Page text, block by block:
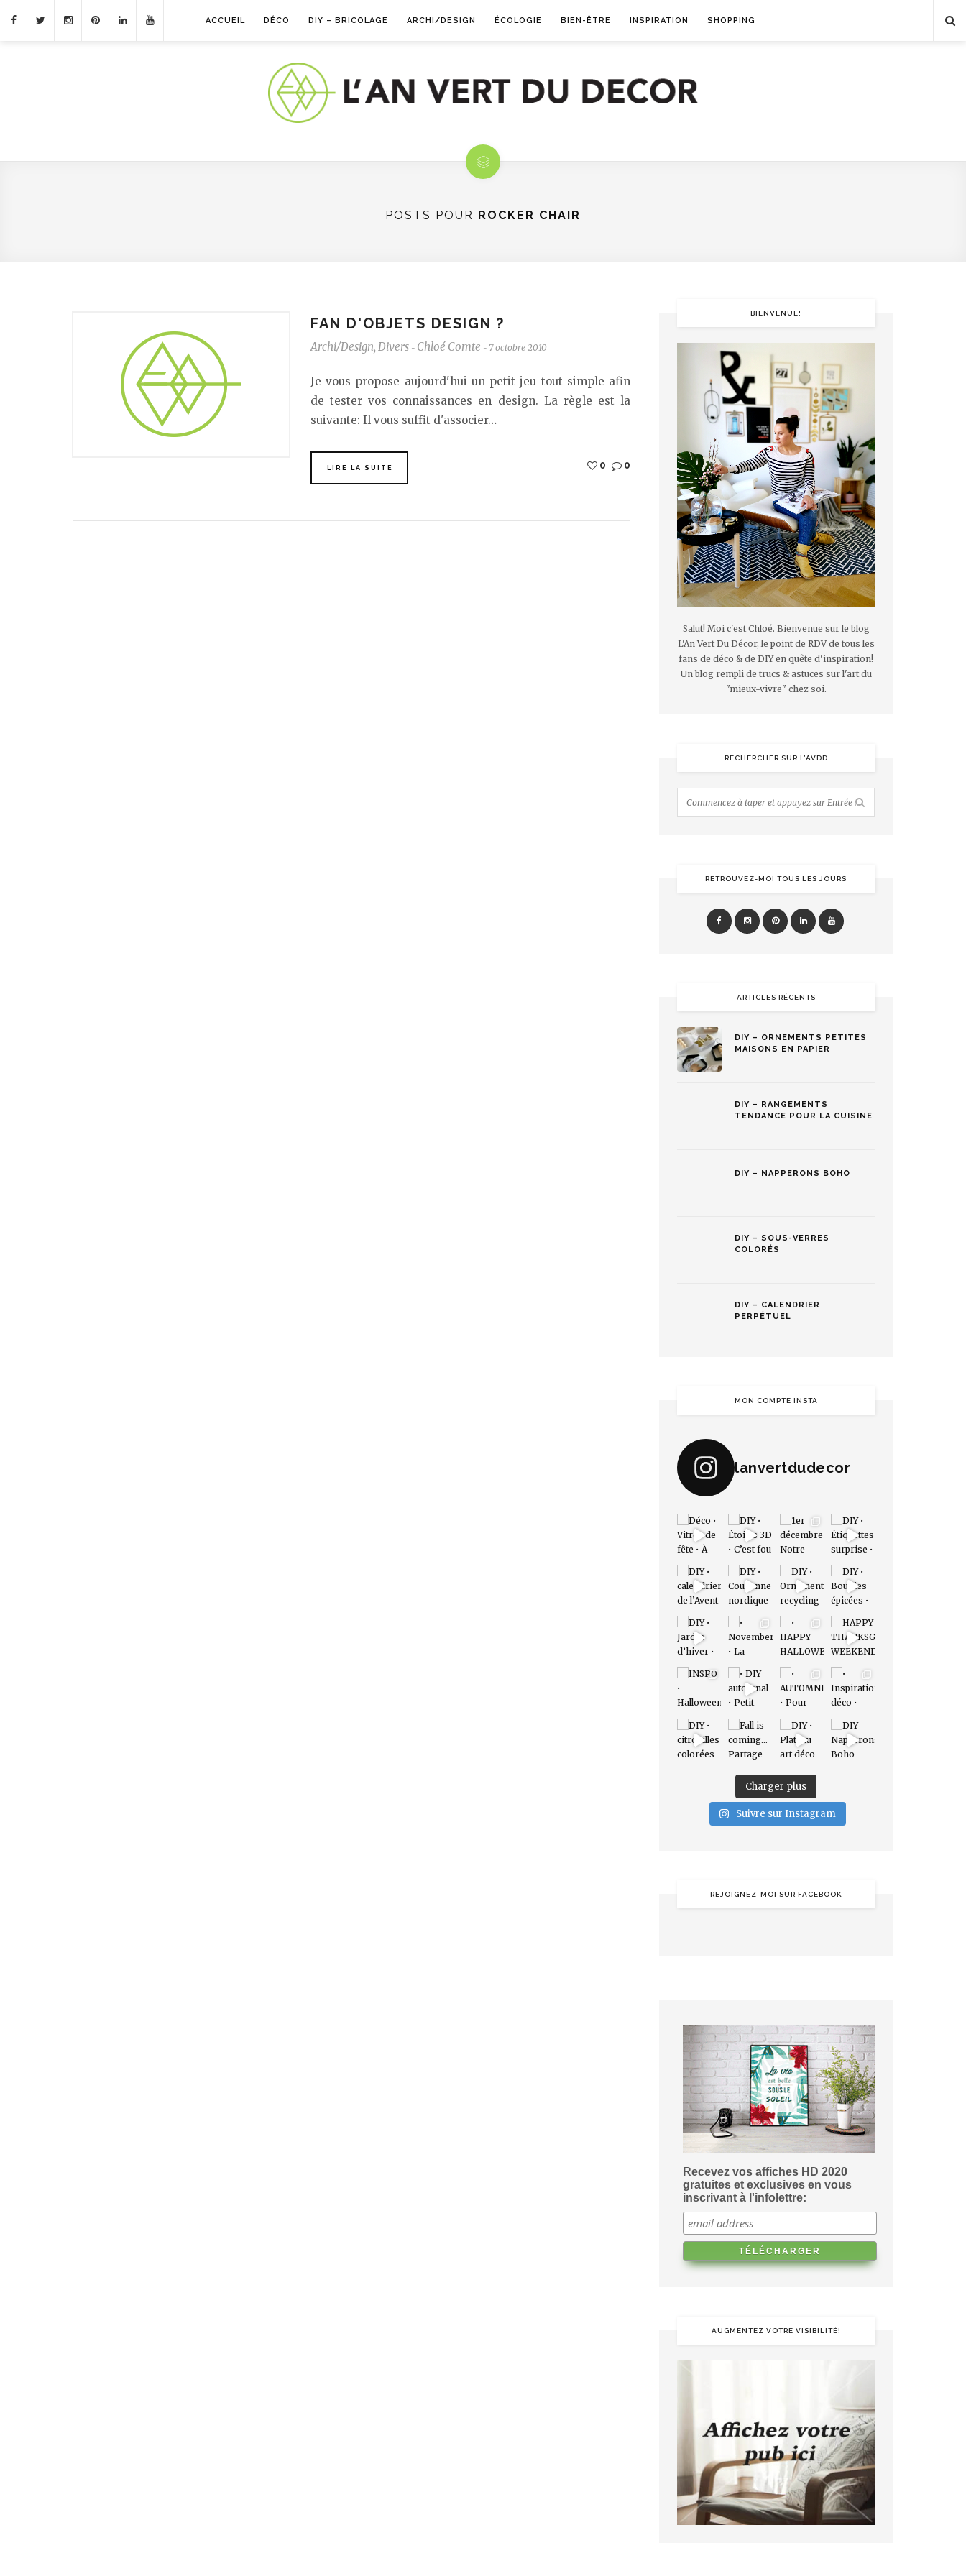
ACCUEIL DÉCO DIY – BRICOLAGE ARCHI/DESIGN ÉCOLOGIE BIEN-ÊTRE INSPIRATION SHOPPING
POSTS POUR ROCKER CHAIR
FAN D'OBJETS DESIGN ?
Archi/Design, Divers - Chloé Comte - 7 octobre 2010
Je vous propose aujourd'hui un petit jeu tout simple afin
de tester vos connaissances en design. La règle est la
suivante: Il vous suffit d'associer…
LIRE LA SUITE 0 0
BIENVENUE!
Salut! Moi c'est Chloé. Bienvenue sur le blog
L'An Vert Du Décor, le point de RDV de tous les
fans de déco & de DIY en quête d'inspiration!
Un blog rempli de trucs & astuces sur l'art du
"mieux-vivre" chez soi.
RECHERCHER SUR L’AVDD
RETROUVEZ-MOI TOUS LES JOURS
ARTICLES RÉCENTS
DIY – ORNEMENTS PETITES
MAISONS EN PAPIER
DIY – RANGEMENTS
TENDANCE POUR LA CUISINE
DIY – NAPPERONS BOHO
DIY – SOUS-VERRES
COLORÉS
DIY – CALENDRIER
PERPÉTUEL
MON COMPTE INSTA
lanvertdudecor
Charger plus
Suivre sur Instagram
REJOIGNEZ-MOI SUR FACEBOOK
Recevez vos affiches HD 2020
gratuites et exclusives en vous
inscrivant à l'infolettre:
AUGMENTEZ VOTRE VISIBILITÉ!